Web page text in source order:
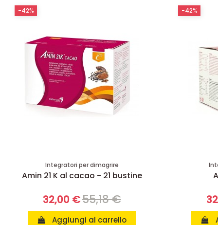
Integratori per dimagrire
Amin 21 K al cacao - 21 bustine
32,00 €55,18 €
Aggiungi al carrello
-42% -42%